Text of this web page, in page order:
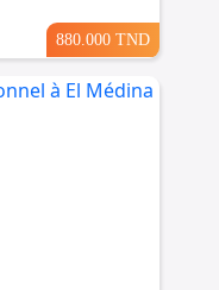
880.000 TND